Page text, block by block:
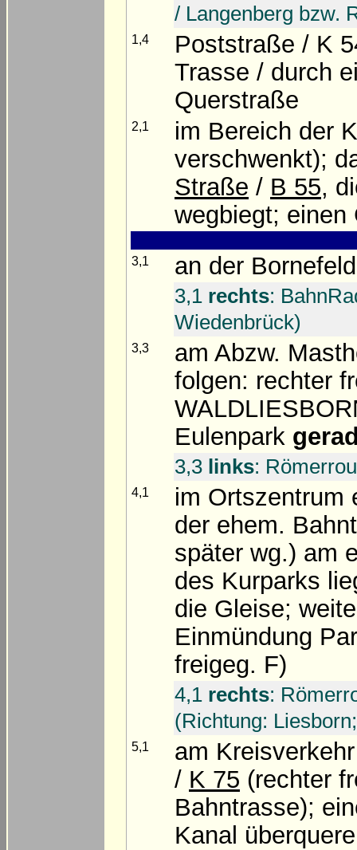
/ Langenberg bzw.
1,4
Poststraße / K
Trasse / durch
Querstraße
2,1
im Bereich der
verschwenkt);
Straße / B 55,
wegbiegt; einen
3,1 an der
3,1 rechts:
Wiedenbrück)
3,3
am Abzw.
folgen: rechter
Eulenpark
3,3 links:
4,1
im Ortszentrum
der ehem.
später wg.) am
des Kurparks
die Gleise;
Einmündung
freigeg. F)
4,1 rechts:
(Richtung:
5,1
am
/ K 75 (rechter
Bahntrasse);
Kanal